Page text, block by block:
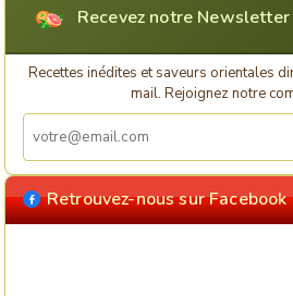
Recevez notre Newsletter
Recettes inédites et saveurs orientales
mail. Rejoignez notre
Retrouvez-nous sur Facebook